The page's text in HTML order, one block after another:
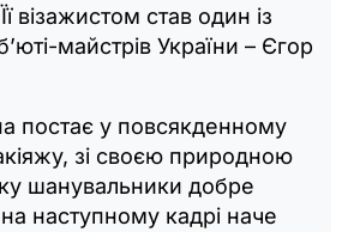
візажистом став один із
майстрів України – Єгор
постає у повсякденному
зі своєю природною
шанувальники добре
наступному кадрі наче